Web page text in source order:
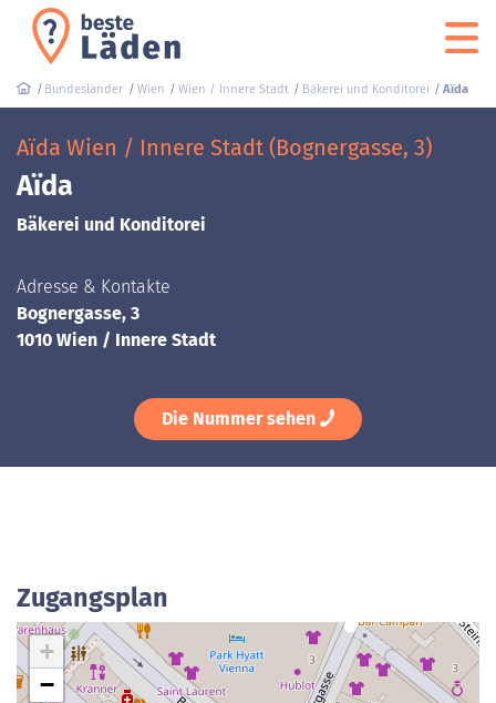
Bundesländer Wien Wien / Innere Stadt Bäkerei und Konditorei Aïda
Aïda Wien / Innere Stadt (Bognergasse, 3)
Aïda
Bäkerei und Konditorei
Adresse & Kontakte
Bognergasse, 3
1010 Wien / Innere Stadt
Die Nummer sehen
Zugangsplan
+
−